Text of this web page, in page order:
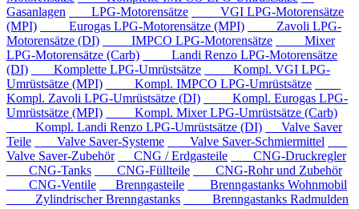
Gasanlagen
LPG-Motorensätze
VGI LPG-Motorensätze
(MPI)
Eurogas LPG-Motorensätze (MPI)
Zavoli LPG-
Motorensätze (DI)
IMPCO LPG-Motorensätze
Mixer
LPG-Motorensätze (Carb)
Landi Renzo LPG-Motorensätze
(DI)
Komplette LPG-Umrüstsätze
Kompl. VGI LPG-
Umrüstsätze (MPI)
Kompl. IMPCO LPG-Umrüstsätze
Kompl. Zavoli LPG-Umrüstsätze (DI)
Kompl. Eurogas LPG-
Umrüstsätze (MPI)
Kompl. Mixer LPG-Umrüstsätze (Carb)
Kompl. Landi Renzo LPG-Umrüstsätze (DI)
Valve Saver
Teile
Valve Saver-Systeme
Valve Saver-Schmiermittel
Valve Saver-Zubehör
CNG / Erdgasteile
CNG-Druckregler
CNG-Tanks
CNG-Füllteile
CNG-Rohr und Zubehör
CNG-Ventile
Brenngasteile
Brenngastanks Wohnmobil
Zylindrischer Brenngastanks
Brenngastanks Radmulden